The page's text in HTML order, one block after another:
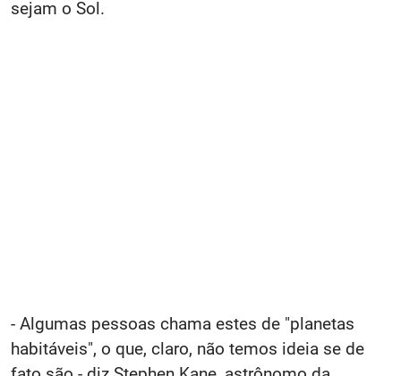
sejam o Sol.
- Algumas pessoas chama estes de "planetas
habitáveis", o que, claro, não temos ideia se de